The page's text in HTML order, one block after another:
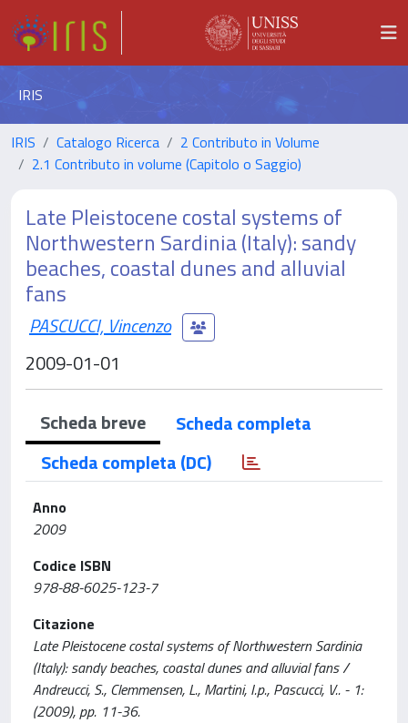
IRIS
IRIS Catalogo Ricerca
2 Contributo in Volume
2.1 Contributo in volume (Capitolo o Saggio)
Late Pleistocene costal systems of
Northwestern Sardinia (Italy): sandy
beaches, coastal dunes and alluvial
fans
PASCUCCI, Vincenzo
2009-01-01
Scheda breve
Scheda completa
Scheda completa (DC)
Anno
2009
Codice ISBN
978-88-6025-123-7
Citazione
Late Pleistocene costal systems of Northwestern Sardinia
(Italy): sandy beaches, coastal dunes and alluvial fans /
Andreucci, S., Clemmensen, L., Martini, I.p., Pascucci, V.. - 1:
(2009), pp. 11-36.